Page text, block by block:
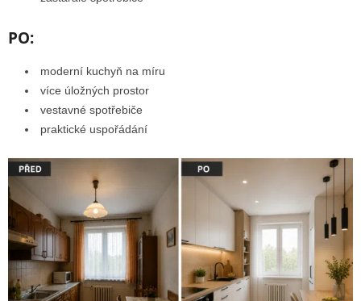
PO:
moderní kuchyň na míru
více úložných prostor
vestavné spotřebiče
praktické uspořádání